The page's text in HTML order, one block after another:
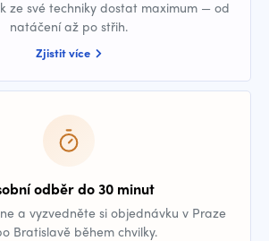
ze své techniky dostat maximum — od
natáčení až po střih.
Zjistit více
odběr do 30 minut
a vyzvedněte si objednávku v Praze
Bratislavě během chvilky.